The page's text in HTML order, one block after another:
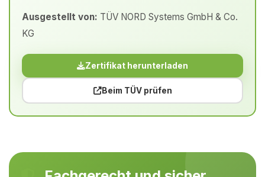
Ausgestellt von: TÜV NORD Systems GmbH & Co.
KG
Zertifikat herunterladen
Beim TÜV prüfen